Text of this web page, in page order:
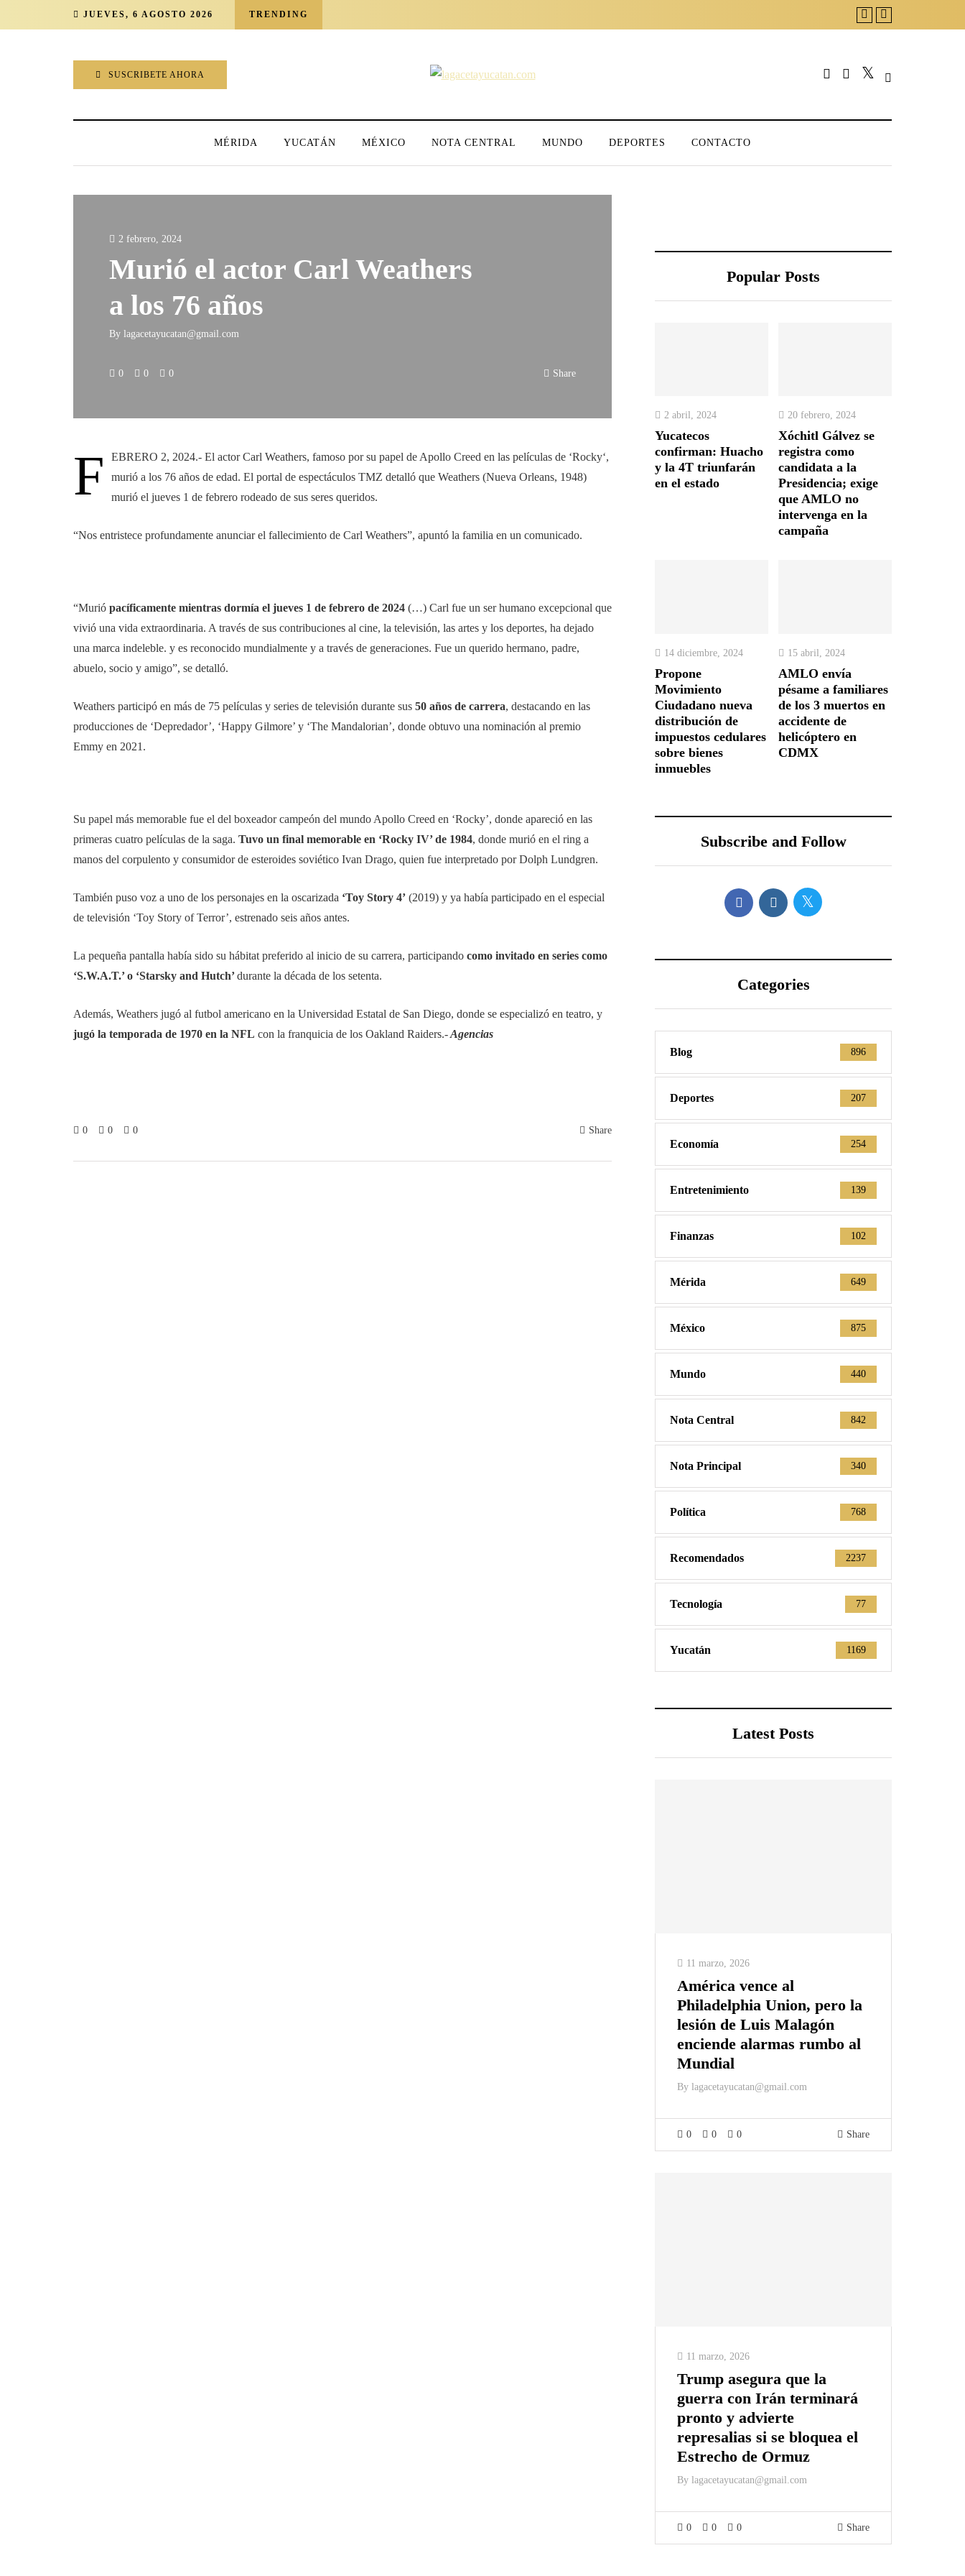
JUEVES, 6 AGOSTO 2026 TRENDING
SUSCRIBETE AHORA
MÉRIDA YUCATÁN MÉXICO NOTA CENTRAL MUNDO DEPORTES CONTACTO
2 febrero, 2024
Murió el actor Carl Weathers
a los 76 años
By lagacetayucatan@gmail.com
0 0 0 Share
F
EBRERO 2, 2024.- El actor Carl Weathers, famoso por su papel de Apollo Creed en las películas de ‘Rocky‘,
murió a los 76 años de edad. El portal de espectáculos TMZ detalló que Weathers (Nueva Orleans, 1948)
murió el jueves 1 de febrero rodeado de sus seres queridos.
“Nos entristece profundamente anunciar el fallecimiento de Carl Weathers”, apuntó la familia en un comunicado.
“Murió pacíficamente mientras dormía el jueves 1 de febrero de 2024 (…) Carl fue un ser humano excepcional que
vivió una vida extraordinaria. A través de sus contribuciones al cine, la televisión, las artes y los deportes, ha dejado
una marca indeleble. y es reconocido mundialmente y a través de generaciones. Fue un querido hermano, padre,
abuelo, socio y amigo”, se detalló.
Weathers participó en más de 75 películas y series de televisión durante sus 50 años de carrera, destacando en las
producciones de ‘Depredador’, ‘Happy Gilmore’ y ‘The Mandalorian’, donde obtuvo una nominación al premio
Emmy en 2021.
Su papel más memorable fue el del boxeador campeón del mundo Apollo Creed en ‘Rocky’, donde apareció en las
primeras cuatro películas de la saga. Tuvo un final memorable en ‘Rocky IV’ de 1984, donde murió en el ring a
manos del corpulento y consumidor de esteroides soviético Ivan Drago, quien fue interpretado por Dolph Lundgren.
También puso voz a uno de los personajes en la oscarizada ‘Toy Story 4’ (2019) y ya había participado en el especial
de televisión ‘Toy Story of Terror’, estrenado seis años antes.
La pequeña pantalla había sido su hábitat preferido al inicio de su carrera, participando como invitado en series como
‘S.W.A.T.’ o ‘Starsky and Hutch’durante la década de los setenta.
Además, Weathers jugó al futbol americano en la Universidad Estatal de San Diego, donde se especializó en teatro, y
jugó la temporada de 1970 en la NFL con la franquicia de los Oakland Raiders.-Agencias
0 0 0 Share
Popular Posts
2 abril, 2024
Yucatecos
confirman: Huacho
y la 4T triunfarán
en el estado
20 febrero, 2024
Xóchitl Gálvez se
registra como
candidata a la
Presidencia; exige
que AMLO no
intervenga en la
campaña
14 diciembre, 2024
Propone
Movimiento
Ciudadano nueva
distribución de
impuestos cedulares
sobre bienes
inmuebles
15 abril, 2024
AMLO envía
pésame a familiares
de los 3 muertos en
accidente de
helicóptero en
CDMX
Subscribe and Follow
Categories
Blog 896
Deportes 207
Economía 254
Entretenimiento 139
Finanzas 102
Mérida 649
México 875
Mundo 440
Nota Central 842
Nota Principal 340
Política 768
Recomendados 2237
Tecnología 77
Yucatán 1169
Latest Posts
11 marzo, 2026
América vence al
Philadelphia Union, pero la
lesión de Luis Malagón
enciende alarmas rumbo al
Mundial
By lagacetayucatan@gmail.com
0 0 0 Share
11 marzo, 2026
Trump asegura que la
guerra con Irán terminará
pronto y advierte
represalias si se bloquea el
Estrecho de Ormuz
By lagacetayucatan@gmail.com
0 0 0 Share